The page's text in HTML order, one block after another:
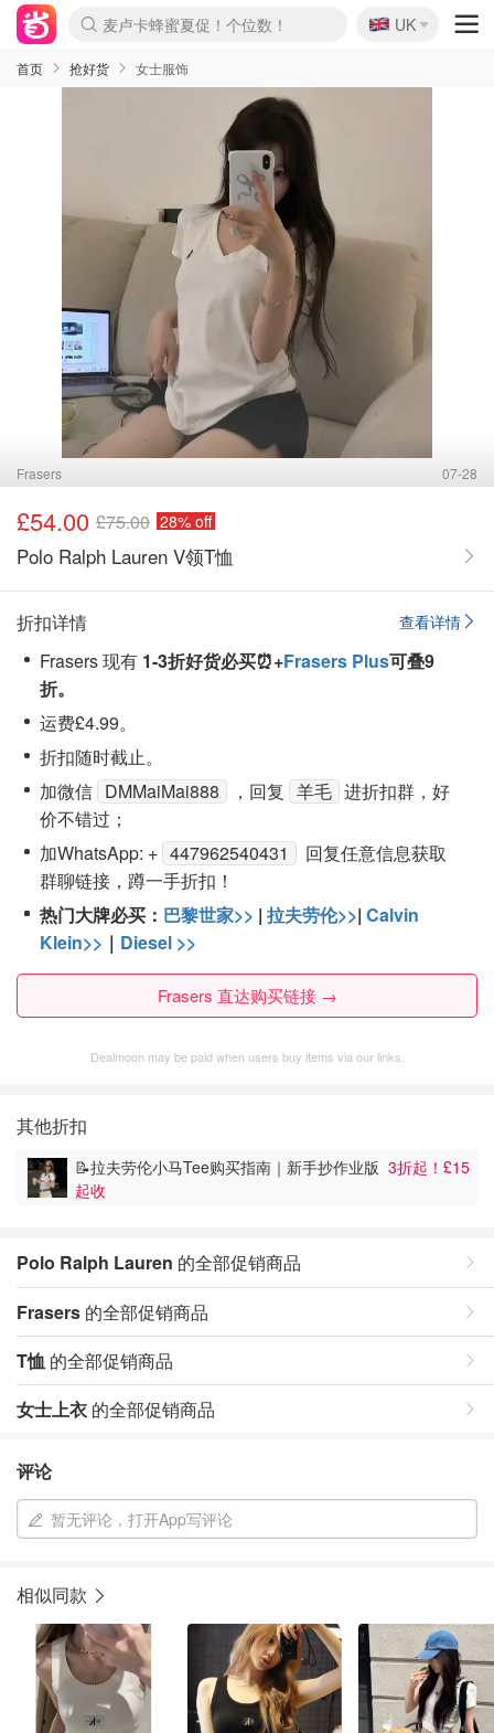
麦卢卡蜂蜜夏促！个位数！
Prada/Miu 4.8折！
啥？必胜客披萨5折！
🇬🇧
UK
首页 抢好货 女士服饰
Frasers 07-28
£54.00 £75.00 28% off
Polo Ralph Lauren V领T恤
查看详情
折扣详情
Frasers 现有 1-3折好货必买⏰+Frasers Plus可叠9
折。
运费£4.99。
折扣随时截止。
加微信 DMMaiMai888 ，回复 羊毛 进折扣群，好
价不错过；
加WhatsApp: + 447962540431
回复任意信息获取
群聊链接，蹲一手折扣！
热门大牌必买： 巴黎世家>> | 拉夫劳伦>>| Calvin
Klein>> ｜ Diesel >>
Frasers 直达购买链接 →
Dealmoon may be paid when users buy items via our links.
其他折扣
📝拉夫劳伦小马Tee购买指南｜新手抄作业版 3折起！£15
起收
Polo Ralph Lauren 的全部促销商品
Frasers 的全部促销商品
T恤 的全部促销商品
女士上衣 的全部促销商品
评论
暂无评论，打开App写评论
相似同款